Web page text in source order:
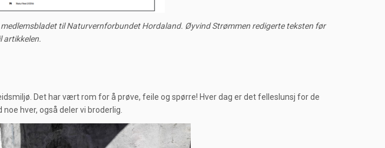
medlemsbladet til Naturvernforbundet Hordaland. Øyvind Strømmen redigerte teksten før
artikkelen.
Det har vært rom for å prøve, feile og spørre! Hver dag er det felleslunsj for de
hver, også deler vi broderlig.